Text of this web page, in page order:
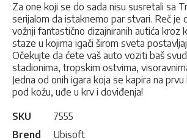
Za one koji se do sada nisu susretali sa
serijalom da istaknemo par stvari. Reč je
vožnji fantastično dizajniranih autića kroz
staze u kojima igači širom sveta
Očekujte da ćete vaš auto voziti baš
stadionima, tropskim ostvima,
Jedna od onih igara koja se kapira na
pod kožu, uđe u krv i doviđenja!
SKU
7555
Brend
Ubisoft